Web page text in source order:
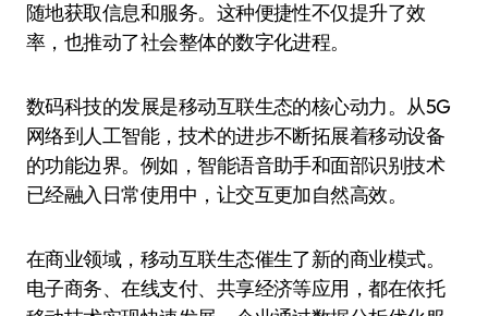
随地获取信息和服务。这种便捷性不仅提升了效
率，也推动了社会整体的数字化进程。
数码科技的发展是移动互联生态的核心动力。从5G
网络到人工智能，技术的进步不断拓展着移动设备
的功能边界。例如，智能语音助手和面部识别技术
已经融入日常使用中，让交互更加自然高效。
在商业领域，移动互联生态催生了新的商业模式。
电子商务、在线支付、共享经济等应用，都在依托